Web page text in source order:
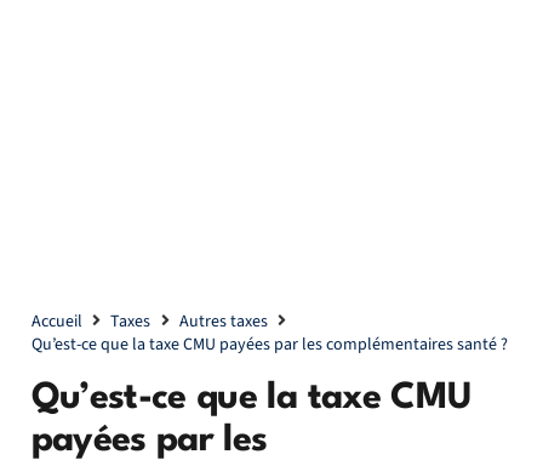
Accueil Taxes
Autres taxes
Qu’est-ce que la taxe CMU payées par les complémentaires santé ?
Qu’est-ce que la taxe CMU
payées par les